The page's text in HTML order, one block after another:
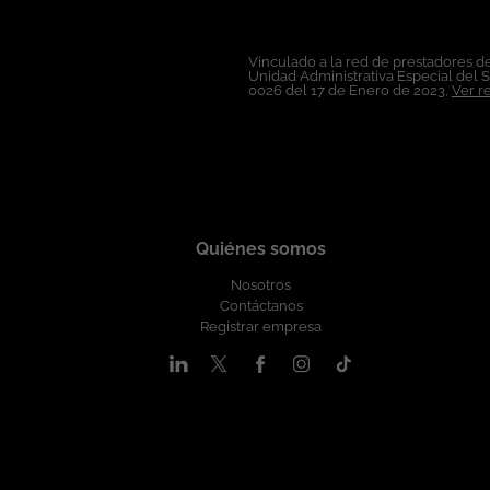
compromiso es promover ambientes de trabajo en los
oportunidades en su selección, formación y
Vinculado a la red de prestadores
Unidad Administrativa Especial del
0026 del 17 de Enero de 2023, Ver
Quiénes somos
Nosotros
Contáctanos
Registrar empresa